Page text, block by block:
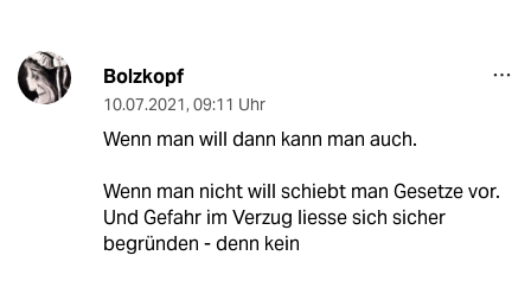
Bolzkopf
10.07.2021, 09:11 Uhr
Wenn man will dann kann man auch.
Wenn man nicht will schiebt man Gesetze vor.
Und Gefahr im Verzug liesse sich sicher
begründen - denn kein